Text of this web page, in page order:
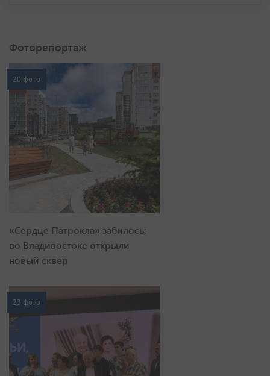
Фоторепортаж
20 фото
«Сердце Патрокла» забилось:
во Владивостоке открыли
новый сквер
23 фото